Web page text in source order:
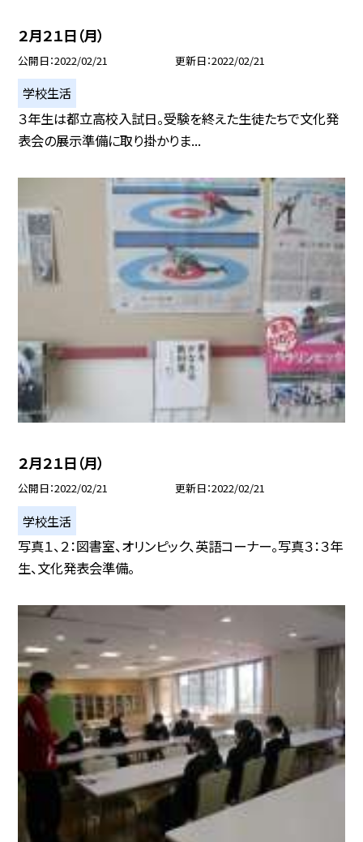
２月２１日（月）
公開日 2022/02/21 更新日 2022/02/21
学校生活
３年生は都立高校入試日。受験を終えた生徒たちで文化発
表会の展示準備に取り掛かりま...
２月２１日（月）
公開日 2022/02/21 更新日 2022/02/21
学校生活
写真１、２：図書室、オリンピック、英語コーナー。写真３：３年
生、文化発表会準備。